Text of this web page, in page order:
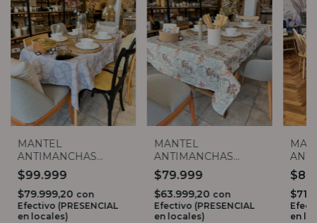
MANTEL
ANTIMANCHAS
FLORES BLANCAS (3
MEDIDAS)
$99.999
$79.999,20 con
Efectivo (PRESENCIAL
en locales)
MANTEL
ANTIMANCHAS
HOJAS PASTEL (3
MEDIDAS)
$79.999
$63.999,20 con
Efectivo (PRESENCIAL
en locales)
en